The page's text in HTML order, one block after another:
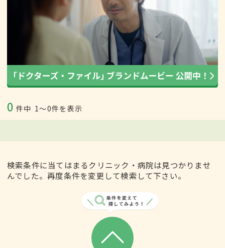
0 件中 1〜0件を表示
検索条件に当てはまるクリニック・病院は見つかりませ
んでした。再度条件を変更して検索して下さい。